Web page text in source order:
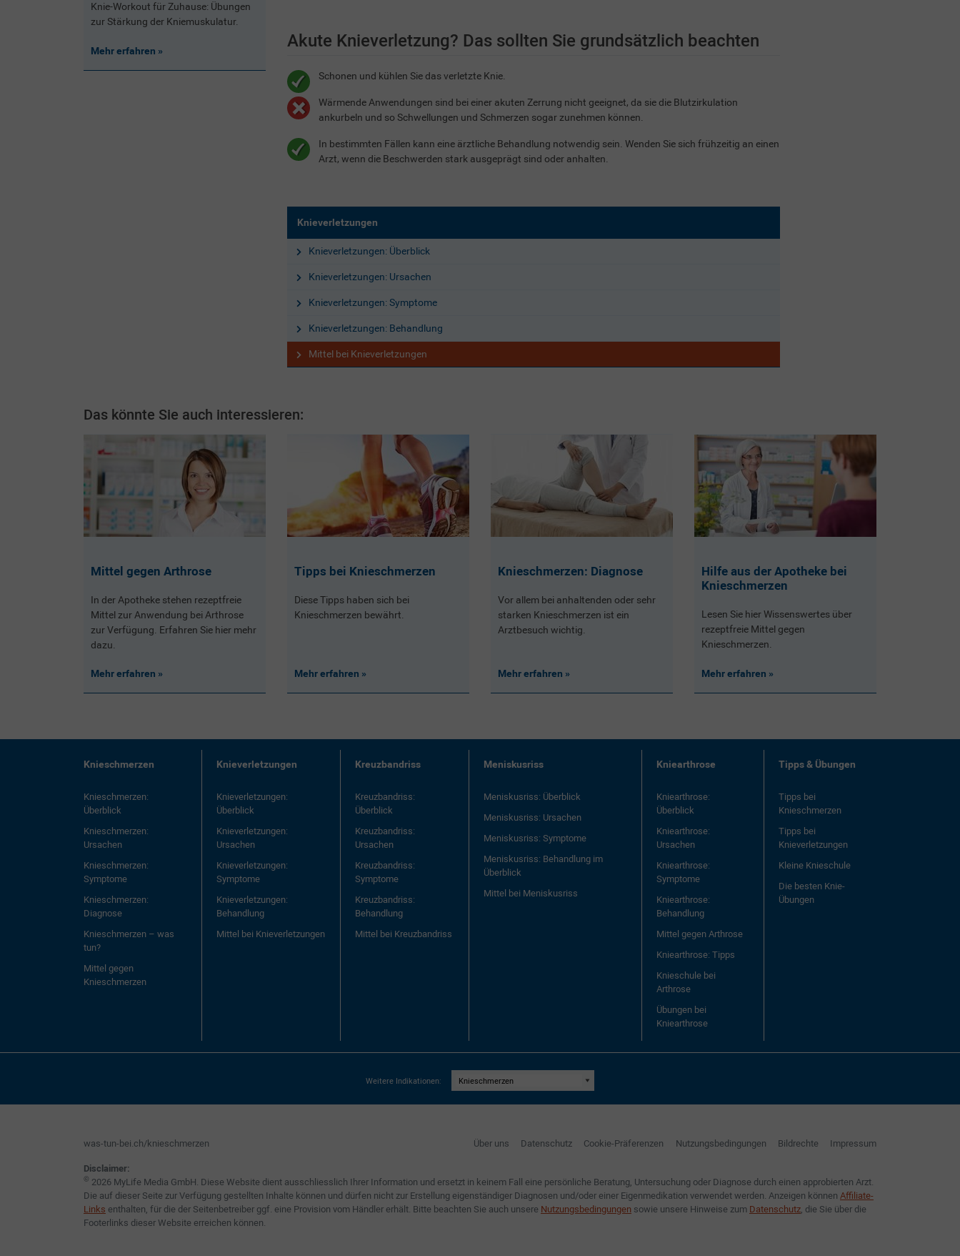
Akute Knieverletzung? Das sollten Sie grundsätzlich beachten
Schonen und kühlen Sie das verletzte Knie.
Wärmende Anwendungen sind bei einer akuten Zerrung nicht geeignet, da sie die Blutzirkulation
ankurbeln und so Schwellungen und Schmerzen sogar zunehmen können.
In bestimmten Fällen kann eine ärztliche Behandlung notwendig sein. Wenden Sie sich frühzeitig an einen
Arzt, wenn die Beschwerden stark ausgeprägt sind oder anhalten.
Knieverletzungen
Knieverletzungen: Überblick
Knieverletzungen: Ursachen
Knieverletzungen: Symptome
Knieverletzungen: Behandlung
Mittel bei Knieverletzungen
Das könnte Sie auch interessieren:
Mittel gegen Arthrose
In der Apotheke stehen rezeptfreie
Mittel zur Anwendung bei Arthrose
zur Verfügung. Erfahren Sie hier mehr
dazu.
Mehr erfahren
Tipps bei Knieschmerzen
Diese Tipps haben sich bei
Knieschmerzen bewährt.
Mehr erfahren
Knieschmerzen: Diagnose
Vor allem bei anhaltenden oder sehr
starken Knieschmerzen ist ein
Arztbesuch wichtig.
Mehr erfahren
Hilfe aus der Apotheke bei
Knieschmerzen
Lesen Sie hier Wissenswertes über
rezeptfreie Mittel gegen
Knieschmerzen.
Mehr erfahren
Knie-Workout für Zuhause: Übungen
zur Stärkung der Kniemuskulatur.
Mehr erfahren
Knieschmerzen
Knieschmerzen:
Überblick
Knieschmerzen:
Ursachen
Knieschmerzen:
Symptome
Knieschmerzen:
Diagnose
Knieschmerzen – was
tun?
Mittel gegen
Knieschmerzen
Knieverletzungen
Knieverletzungen:
Überblick
Knieverletzungen:
Ursachen
Knieverletzungen:
Symptome
Knieverletzungen:
Behandlung
Mittel bei Knieverletzungen
Kreuzbandriss
Kreuzbandriss:
Überblick
Kreuzbandriss:
Ursachen
Kreuzbandriss:
Symptome
Kreuzbandriss:
Behandlung
Mittel bei Kreuzbandriss
Meniskusriss
Meniskusriss: Überblick
Meniskusriss: Ursachen
Meniskusriss: Symptome
Meniskusriss: Behandlung im
Überblick
Mittel bei Meniskusriss
Kniearthrose
Kniearthrose:
Überblick
Kniearthrose:
Ursachen
Kniearthrose:
Symptome
Kniearthrose:
Behandlung
Mittel gegen Arthrose
Kniearthrose: Tipps
Knieschule bei
Arthrose
Übungen bei
Kniearthrose
Tipps & Übungen
Tipps bei
Knieschmerzen
Tipps bei
Knieverletzungen
Kleine Knieschule
Die besten Knie-
Übungen
Weitere Indikationen:
was-tun-bei.ch/knieschmerzen Über uns Datenschutz Cookie-Präferenzen Nutzungsbedingungen Bildrechte Impressum
Disclaimer:
© 2026 MyLife Media GmbH. Diese Website dient ausschliesslich Ihrer Information und ersetzt in keinem Fall eine persönliche Beratung, Untersuchung oder Diagnose durch einen approbierten Arzt.
Die auf dieser Seite zur Verfügung gestellten Inhalte können und dürfen nicht zur Erstellung eigenständiger Diagnosen und/oder einer Eigenmedikation verwendet werden. Anzeigen können Affiliate-
Links enthalten, für die der Seitenbetreiber ggf. eine Provision vom Händler erhält. Bitte beachten Sie auch unsere Nutzungsbedingungen sowie unsere Hinweise zum Datenschutz, die Sie über die
Footerlinks dieser Website erreichen können.